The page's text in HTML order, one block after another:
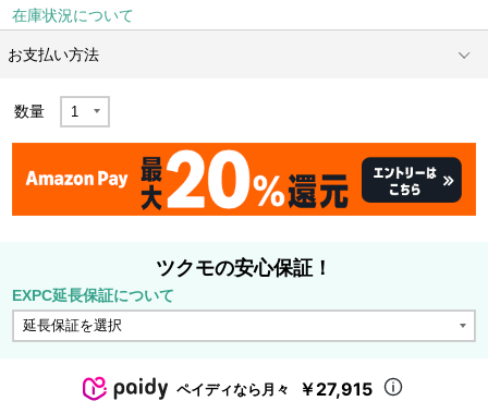
在庫状況について
お支払い方法
数量
ツクモの安心保証！
EXPC延長保証について
ペイディなら月々 ￥27,915